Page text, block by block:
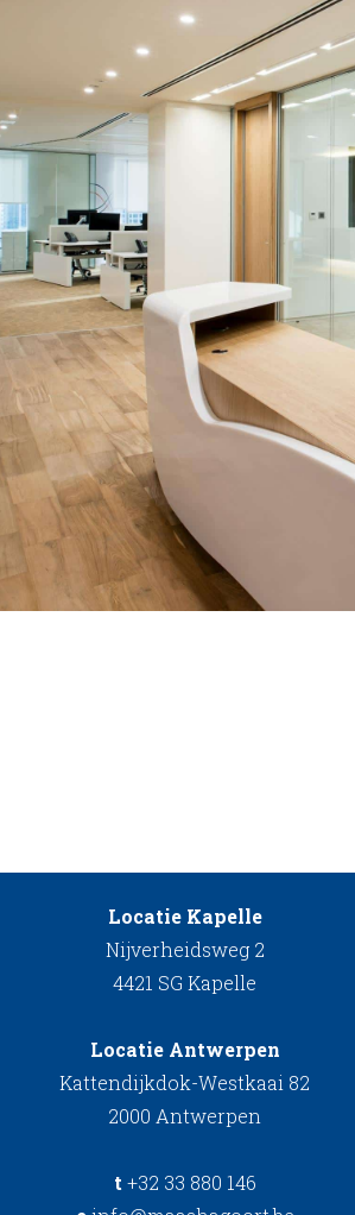
Locatie Kapelle
Nijverheidsweg 2
4421 SG Kapelle
Locatie Antwerpen
Kattendijkdok-Westkaai 82
2000 Antwerpen
t +32 33 880 146